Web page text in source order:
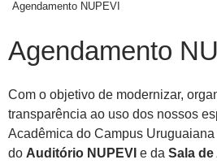
Agendamento NUPEVI
Agendamento
Com o objetivo de modernizar,
transparência ao uso dos nossos
Acadêmica do Campus
do Auditório NUPEVI e da Sala de